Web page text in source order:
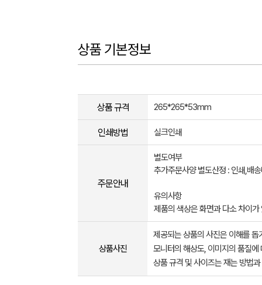
상품 기본정보
상품 규격 265*265*53mm
인쇄방법 실크인쇄
주문안내
별도여부
추가주문사양 별도산정 : 인쇄,배
유의사항
제품의 색상은 화면과 다소 차이가
상품사진
제공되는 상품의 사진은 이해를
모니터의 해상도, 이미지의 품질
상품 규격 및 사이즈는 재는 방법